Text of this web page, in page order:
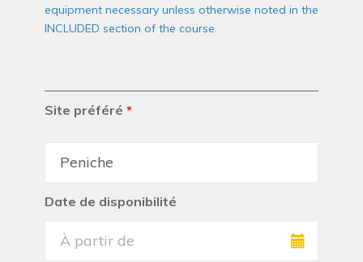
equipment necessary unless otherwise noted in the
INCLUDED section of the course.
Site préféré *
Date de disponibilité